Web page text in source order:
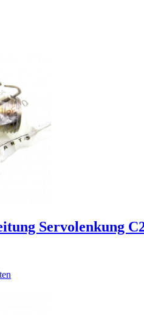
Servolenkung